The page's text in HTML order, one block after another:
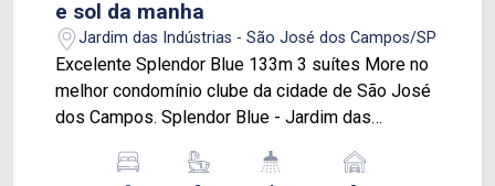
e sol da manha
Jardim das Indústrias - São José dos Campos/SP
Excelente Splendor Blue 133m 3 suítes More no
melhor condomínio clube da cidade de São José
dos Campos. Splendor Blue - Jardim das
sala ampla com varanda gourmet, escritório,